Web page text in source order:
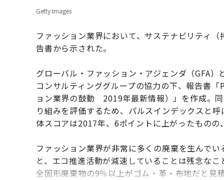
Getty Images
ファッション業界において、サステナビリティ
告書から示された。
グローバル・ファッション・アジェンダ（GFA
コンサルティンググループの協力の下、報告
ョン業界の鼓動 2019年最新情報）」を作成。
り組みを評価するため、パルスインデックスと
体スコアは2017年、6ポイントに上がったもの
ファッション業界が非常に多くの廃棄を生んで
と、エコ推進活動が減速していることは残念な
全固形廃棄物の9％以上がゴム・革・布地だと見